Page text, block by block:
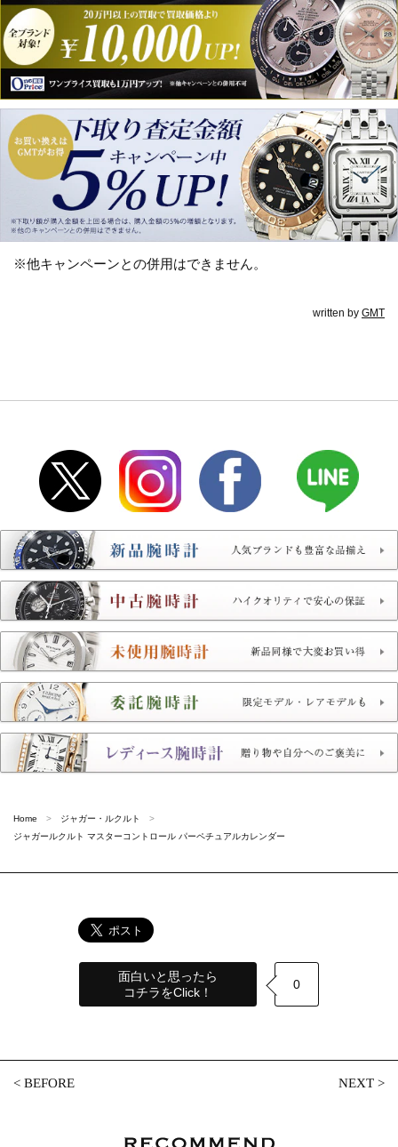
※他キャンペーンとの併用はできません。
written by GMT
Home
ジャガー・ルクルト
ジャガールクルト マスターコントロール パーペチュアルカレンダー
面白いと思ったら
コチラをClick！
0
<BEFORE NEXT>